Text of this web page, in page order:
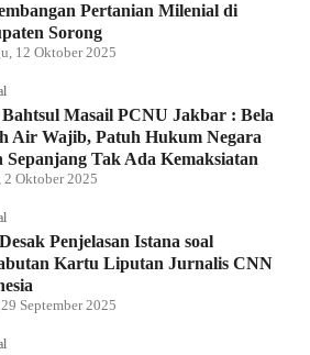
Pertanian Milenial di
Sorong
12 Oktober 2025
Masail PCNU Jakbar : Bela
Air Wajib, Patuh Hukum Negara
Sepanjang Tak Ada Kemaksiatan
2 Oktober 2025
Penjelasan Istana soal
Kartu Liputan Jurnalis CNN
September 2025